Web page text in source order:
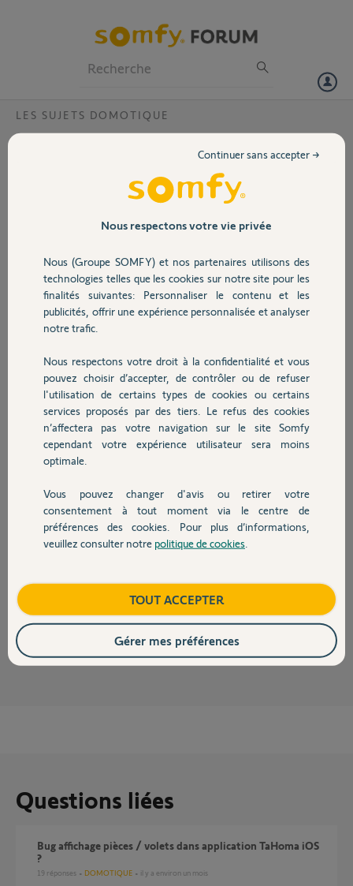
Volet
Sécurité
Domotique
Chauffage
Autres produits
Devis avec un pro
Contact
LES SUJETS DOMOTIQUE
suppression scénario appli tahoma iOS
Je viens d'installer une Tahoma Switch j`ai créé un scénario que je
souhaite maintenant supprimer
comment faire sur l'application Tahoma IOS
Merci,
jean-marie V.
il y a plus de 2 ans
Réponses
bonsoir,
allez sur le scénario et appuyer sur la poubelle en haut à droite.
il y a plus de 2 ans
jean-marie V. il y a plus de 2 ans
Questions liées
Bug affichage pièces / volets dans application TaHoma iOS
?
19 réponses DOMOTIQUE il y a environ un mois
Nous respectons votre vie privée
Nous (Groupe SOMFY) et nos partenaires utilisons des
technologies telles que les cookies sur notre site pour les
finalités suivantes: Personnaliser le contenu et les
publicités, offrir une expérience personnalisée et analyser
notre trafic.
Nous respectons votre droit à la confidentialité et vous
pouvez choisir d’accepter, de contrôler ou de refuser
l'utilisation de certains types de cookies ou certains
services proposés par des tiers. Le refus des cookies
n’affectera pas votre navigation sur le site Somfy
cependant votre expérience utilisateur sera moins
optimale.
Vous pouvez changer d'avis ou retirer votre
consentement à tout moment via le centre de
préférences des cookies. Pour plus d’informations,
veuillez consulter notre politique de cookies
Continuer sans accepter →
TOUT ACCEPTER
Gérer mes préférences